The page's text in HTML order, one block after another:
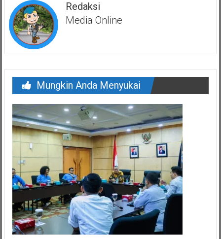
Redaksi
Media Online
Mungkin Anda Menyukai